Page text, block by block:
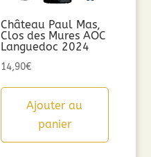
Château Paul Mas,
Clos des Mures AOC
Languedoc 2024
14,90€
Ajouter au
panier